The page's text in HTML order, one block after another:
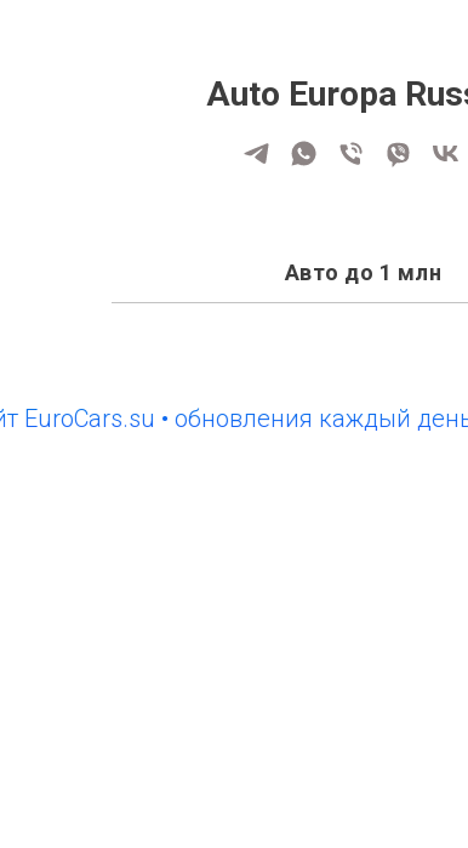
Auto Europa
Авто до 1 млн
• обновления каждый день